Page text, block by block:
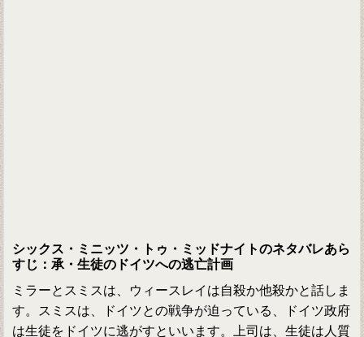
シックス・ミニッツ・トゥ・ミッドナイトのネタバレあら
すじ：承・生徒のドイツへの逃亡計画
ミラーとスミスは、ウィースレイは自殺か他殺かと話しま
す。スミスは、ドイツとの戦争が迫っている、ドイツ政府
は生徒をドイツに逃がすといいます。上司は、生徒は人質